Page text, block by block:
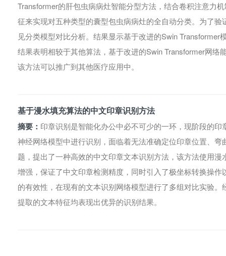
Transformer的肝包虫病病灶智能分型方法，结合卷积注意力
征来实现对五种类型的囊型包虫病病灶的全自动分类。为了
见分类模型对比分析。结果显示基于改进的Swin Transformer
结果表明相较于其他算法，基于改进的Swin Transformer网络
该方法可以推广到其他医疗应用中。
基于漫水填充算法的中文印章识别方法
摘要： 印章识别是智能化办公中必不可少的一环，现阶段的
神经网络模型中进行识别，面临着无法准确定位印章位置、
题，提出了一种高效的中文印章文本识别方法，该方法使用
增强，保证了中文印章检测精度，同时引入了极坐标转换操
的有效性，在现有的文本识别网络模型进行了多组对比实验
提取的文本特征均表现出优异的识别结果。